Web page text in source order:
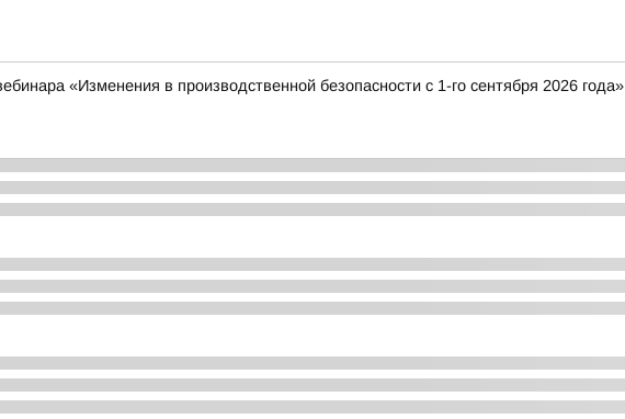
«Изменения в производственной безопасности с 1-го сентября 2026 года»